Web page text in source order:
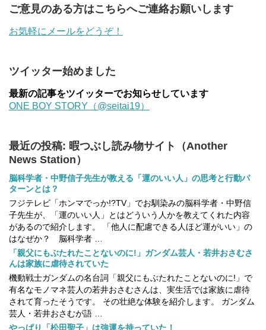
ご意見のある方はこちらへご連絡お願いします
お気軽にメールをどうぞ！
ツイッター始めました
最新の記事をツイッターでお知らせしています
ONE BOY STORY（@seitai19）
最近の投稿: 暇つぶし読み物サイト（Another
News Station）
脳科学者・中野信子先生が教える「運のいい人」の思考と行動パ
ターンとは？
フジテレビ「ホンマでっか!?TV」でお馴染みの脳科学者・中野信
子先生が、「運のいい人」とはどういう人かを教えてくれた内容
があるので紹介します。 「他人に配慮できる人ほど運がいい」の
はなぜか？ 脳科学者 …
「親父にもぶたれたことないのに!」ガンダム芸人・若井おさむさ
んは家族に虐待されていた
機動戦士ガンダムの名台詞「親父にもぶたれたことないのに!」で
有名なモノマネ芸人の若井おさむさんは、実生活では家族に虐待
されて育ったそうです。 その壮絶な体験を紹介します。 ガンダム
芸人・若井おさむが語 …
やっぱり「松田聖子」は強運を持っていた！